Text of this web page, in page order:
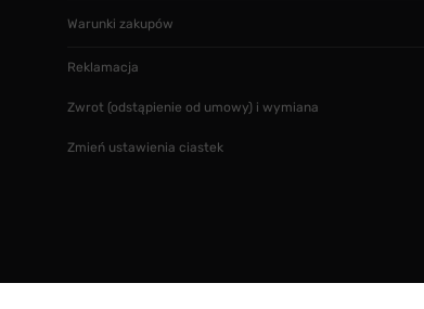
Warunki zakupów
Reklamacja
Zwrot (odstąpienie od umowy) i wymiana
Zmień ustawienia ciastek